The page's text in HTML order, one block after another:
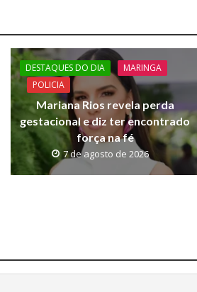
DESTAQUES DO DIA
MARINGA
POLICIA
Mariana Rios revela perda
gestacional e diz ter encontrado
força na fé
7 de agosto de 2026